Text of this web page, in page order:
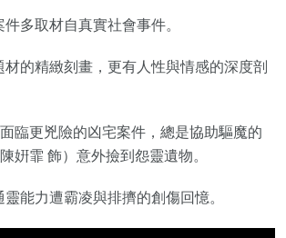
多取材自真實社會事件。
材的精緻刻畫，更有人性與情感的深度剖
臨更兇險的凶宅案件，總是協助驅魔的
姸霏 飾）意外撿到怨靈遺物。
能力遭霸凌與排擠的創傷回憶。